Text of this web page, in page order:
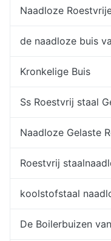
Naadloze
de naadloze buis
Kronkelige Buis
Ss Roestvrij staal
Naadloze Gelaste
Roestvrij
koolstofstaal
De Boilerbuizen